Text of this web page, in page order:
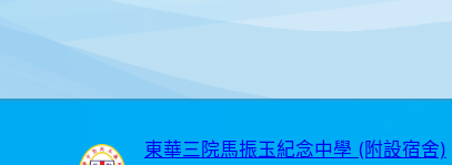
東華三院馬振玉紀念中學 (附設宿舍)